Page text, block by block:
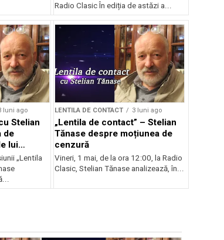
Radio Clasic În ediția de astăzi a...
luni ago
Stelian
de
lui
„Lentila
LENTILA DE CONTACT 3 luni ago
„Lentila de contact” – Stelian
Tănase despre moțiunea de
cenzură
Vineri, 1 mai, de la ora 12:00, la Radio
Clasic, Stelian Tănase analizează, în...